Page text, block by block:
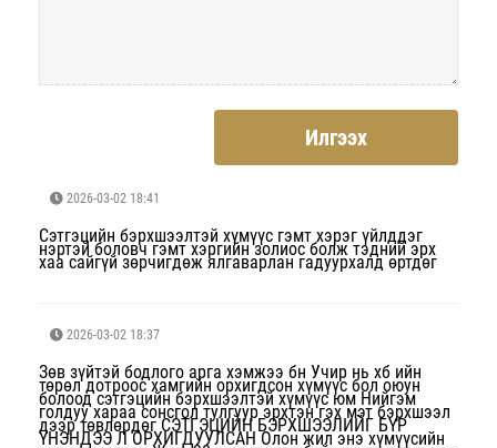
Илгээх
2026-03-02 18:41
Сэтгэцийн бэрхшээлтэй хүмүүс гэмт хэрэг үйлддэг
нэртэй боловч гэмт хэргийн золиос болж тэдний эрх
хаа сайгүй зөрчигдөж ялгаварлан гадуурхалд өртдөг
2026-03-02 18:37
Зөв зүйтэй бодлого арга хэмжээ бн Учир нь хб ийн
төрөл дотроос хамгийн орхигдсон хүмүүс бол оюун
болоод сэтгэцийн бэрхшээлтэй хүмүүс юм Нийгэм
голдуу хараа сонсгол тулгуур эрхтэн гэх мэт бэрхшээл
дээр төвлөрдөг СЭТГЭЦИЙН БЭРХШЭЭЛИЙГ БҮР
ҮНЭНДЭЭ Л ОРХИГДУУЛСАН Олон жил энэ хүмүүсийн